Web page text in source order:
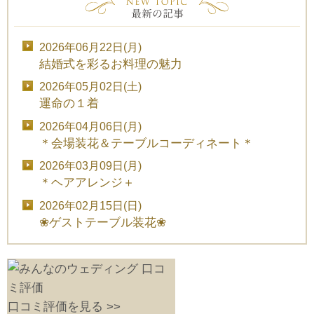
2026年06月22日(月)
結婚式を彩るお料理の魅力
2026年05月02日(土)
運命の１着
2026年04月06日(月)
＊会場装花＆テーブルコーディネート＊
2026年03月09日(月)
＊ヘアアレンジ＋
2026年02月15日(日)
❀ゲストテーブル装花❀
口コミ評価を見る >>